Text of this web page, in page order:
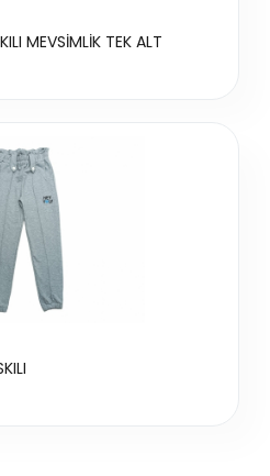
MEVSİMLİK TEK ALT